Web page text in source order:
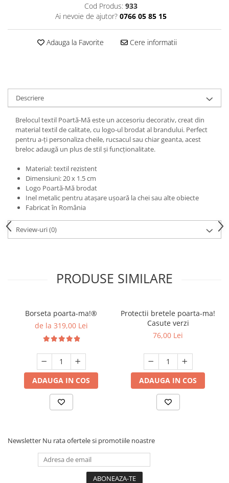
Cod Produs: 933
Ai nevoie de ajutor? 0766 05 85 15
Adauga la Favorite Cere informatii
Descriere
Brelocul textil Poartă-Mă este un accesoriu decorativ, creat din
material textil de calitate, cu logo-ul brodat al brandului. Perfect
pentru a-ți personaliza cheile, rucsacul sau chiar geanta, acest
breloc adaugă un plus de stil și funcționalitate.
Material: textil rezistent
Dimensiuni: 20 x 1.5 cm
Logo Poartă-Mă brodat
Inel metalic pentru atașare ușoară la chei sau alte obiecte
Fabricat în România
Review-uri(0)
PRODUSE SIMILARE
Borseta poarta-ma!®
de la 319,00 Lei
ADAUGA IN COS
Protectii bretele poarta-ma!
Casute verzi
76,00 Lei
ADAUGA IN COS
Newsletter Nu rata ofertele si promotiile noastre